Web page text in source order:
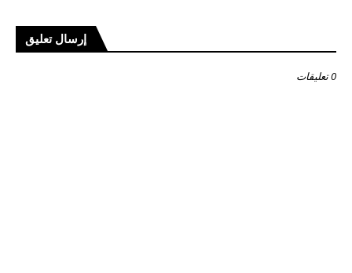
إرسال تعليق
0 تعليقات